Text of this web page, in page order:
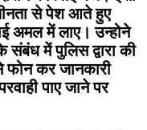
से पेश आते हुए
अमल में लाए। उन्होने
संबंध में पुलिस द्वारा की
फोन कर जानकारी
पाए जाने पर